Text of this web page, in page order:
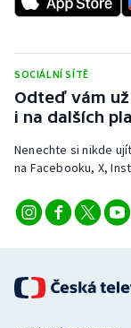
SOCIÁLNÍ SÍTĚ
Odteď vám
i na dalších
Nenechte si nikde
na Facebooku, X,